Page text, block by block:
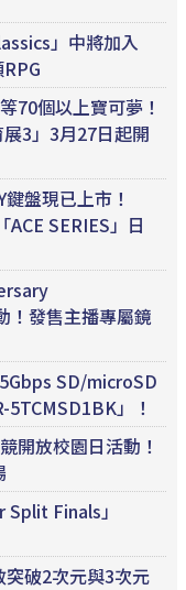
」中將加入
70個以上寶可夢！
3」3月27日起開
盤現已上市！
SERIES」日
！發售主播專屬鏡
SD/microSD
」！
開放校園日活動！
Finals」
破2次元與3次元